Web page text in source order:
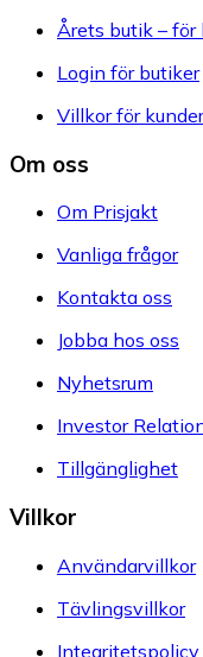
Årets butik – för
Login för butiker
Villkor för kunder
Om oss
Om Prisjakt
Vanliga frågor
Kontakta oss
Jobba hos oss
Nyhetsrum
Investor
Tillgänglighet
Villkor
Användarvillkor
Tävlingsvillkor
Integritetspolicy